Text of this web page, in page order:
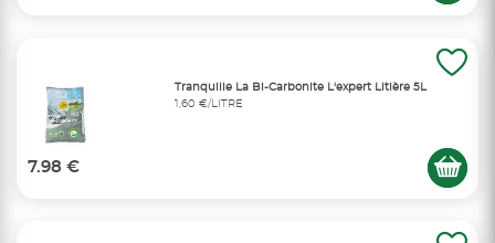
Tranquille La Bi-Carbonite L'expert Litière 5L
1,60 €/LITRE
7.98 €